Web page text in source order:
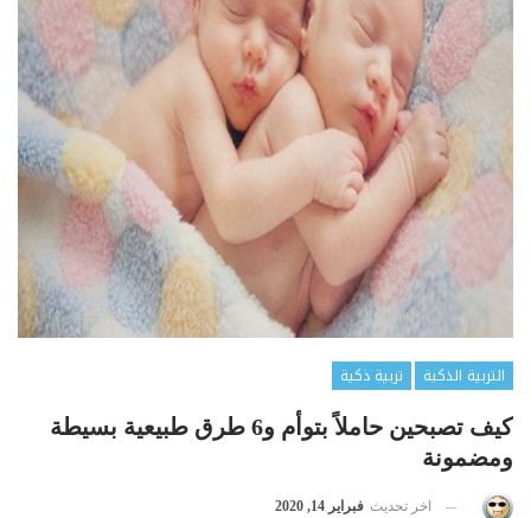
التربية الذكية
تربية ذكية
كيف تصبحين حاملاً بتوأم و6 طرق طبيعية بسيطة
ومضمونة
اخر تحديث فبراير 14, 2020